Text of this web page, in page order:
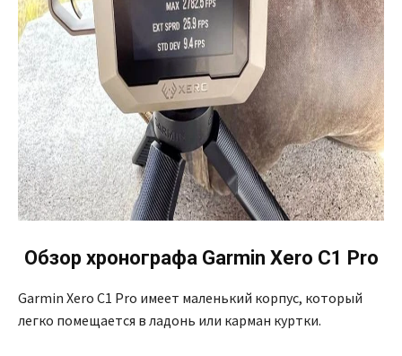
Обзор хронографа Garmin Xero C1 Pro
Garmin Xero C1 Pro имеет маленький корпус, который
легко помещается в ладонь или карман куртки.